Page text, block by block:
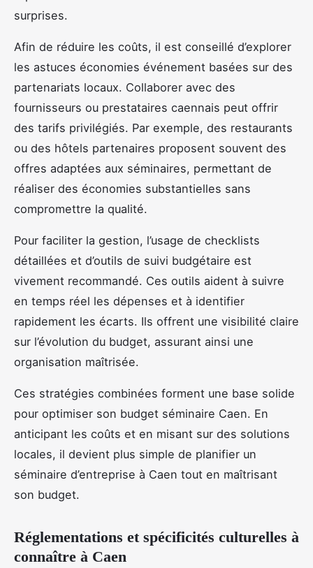
surprises.
Afin de réduire les coûts, il est conseillé d’explorer
les astuces économies événement basées sur des
partenariats locaux. Collaborer avec des
fournisseurs ou prestataires caennais peut offrir
des tarifs privilégiés. Par exemple, des restaurants
ou des hôtels partenaires proposent souvent des
offres adaptées aux séminaires, permettant de
réaliser des économies substantielles sans
compromettre la qualité.
Pour faciliter la gestion, l’usage de checklists
détaillées et d’outils de suivi budgétaire est
vivement recommandé. Ces outils aident à suivre
en temps réel les dépenses et à identifier
rapidement les écarts. Ils offrent une visibilité claire
sur l’évolution du budget, assurant ainsi une
organisation maîtrisée.
Ces stratégies combinées forment une base solide
pour optimiser son budget séminaire Caen. En
anticipant les coûts et en misant sur des solutions
locales, il devient plus simple de planifier un
séminaire d’entreprise à Caen tout en maîtrisant
son budget.
Réglementations et spécificités culturelles à
connaître à Caen